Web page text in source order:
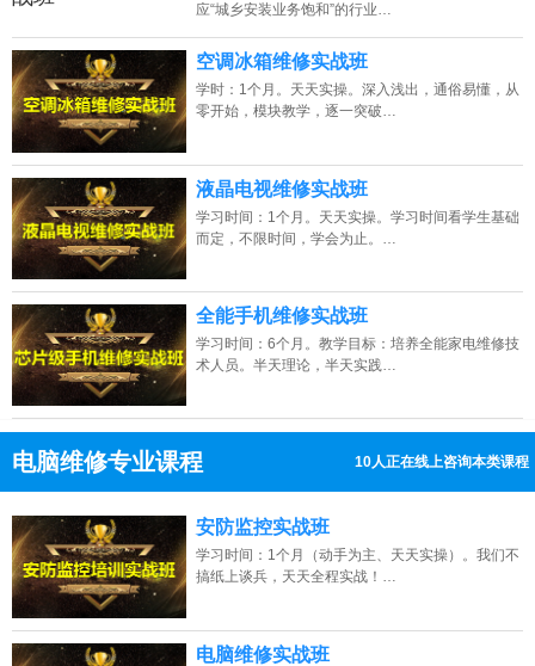
应“城乡安装业务饱和”的行业…
空调冰箱维修实战班
学时：1个月。天天实操。深入浅出，通俗易懂，从
零开始，模块教学，逐一突破…
液晶电视维修实战班
学习时间：1个月。天天实操。学习时间看学生基础
而定，不限时间，学会为止。…
全能手机维修实战班
学习时间：6个月。教学目标：培养全能家电维修技
术人员。半天理论，半天实践…
电脑维修专业课程 5人正在线上咨询本类课程
点击免费咨询电话：13807313137
安防监控实战班
学习时间：1个月（动手为主、天天实操）。我们不
搞纸上谈兵，天天全程实战！…
电脑维修实战班